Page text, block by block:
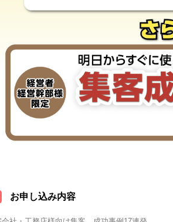
お申し込み内容